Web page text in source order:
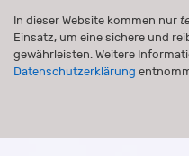
In dieser Website kommen nur
Einsatz, um eine sichere und
gewährleisten. Weitere
Datenschutzerklärung